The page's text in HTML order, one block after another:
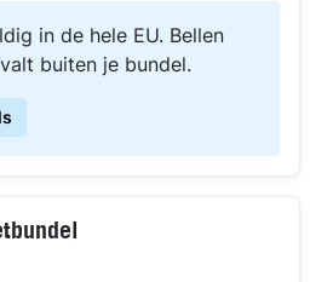
in de hele EU. Bellen
buiten je bundel.